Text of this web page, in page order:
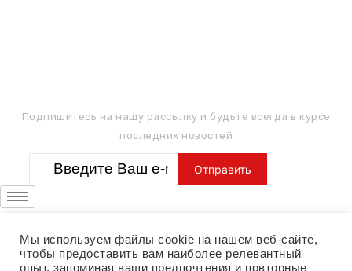
Подпишитесь на нашу рассылку и будьте всегда в курсе
последних новостей
Мы используем файлы cookie на нашем веб-сайте,
чтобы предоставить вам наиболее релевантный
опыт, запоминая ваши предпочтения и повторные